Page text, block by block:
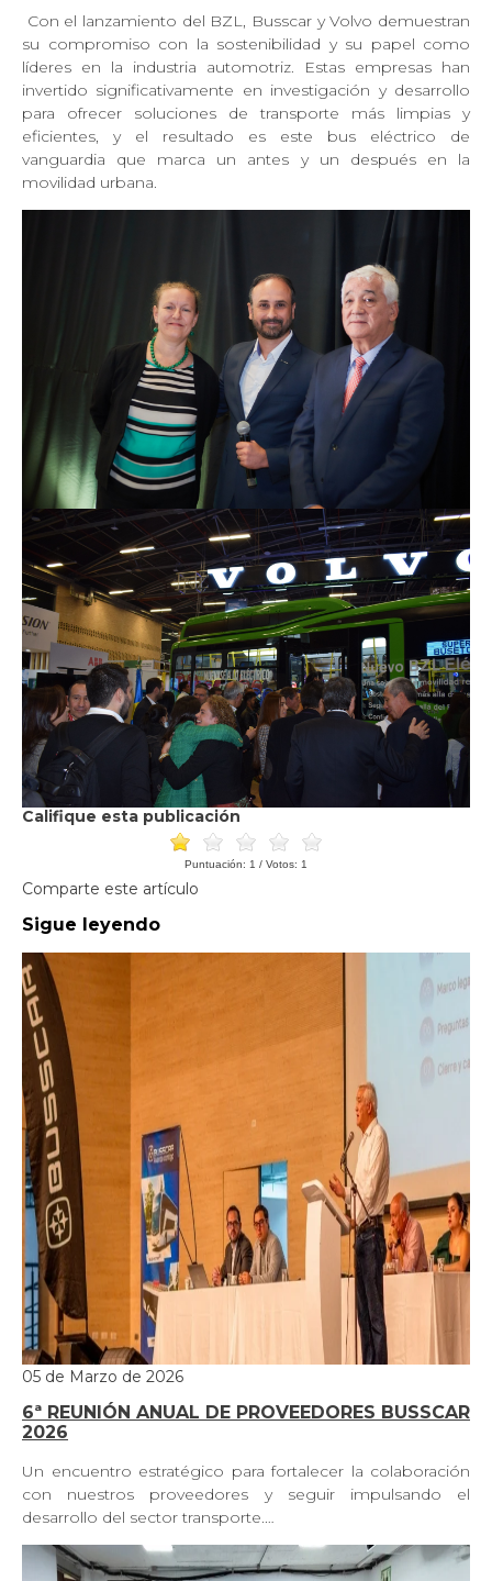
Con el lanzamiento del BZL, Busscar y Volvo demuestran
su compromiso con la sostenibilidad y su papel como
líderes en la industria automotriz. Estas empresas han
invertido significativamente en investigación y desarrollo
para ofrecer soluciones de transporte más limpias y
eficientes, y el resultado es este bus eléctrico de
vanguardia que marca un antes y un después en la
movilidad urbana.
Califique esta publicación
Puntuación: 1 / Votos: 1
Comparte este artículo
Sigue leyendo
05 de Marzo de 2026
6ª REUNIÓN ANUAL DE PROVEEDORES BUSSCAR
2026
Un encuentro estratégico para fortalecer la colaboración
con nuestros proveedores y seguir impulsando el
desarrollo del sector transporte.…